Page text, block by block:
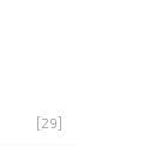
[29]